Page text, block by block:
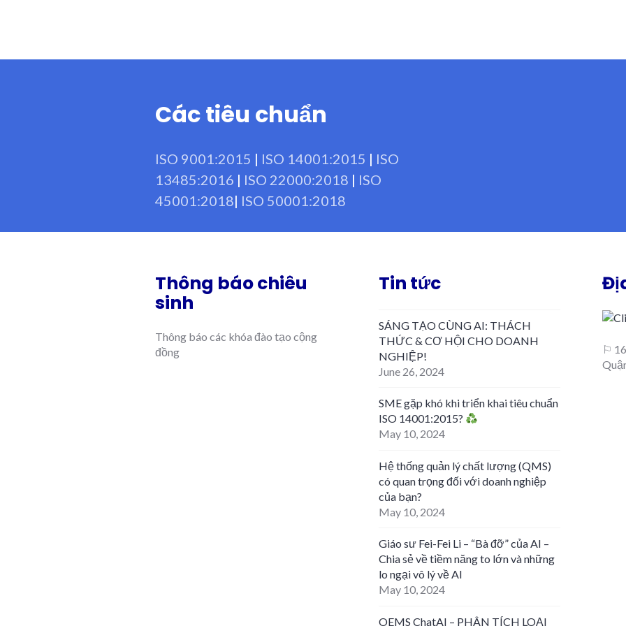
Các tiêu chuẩn
ISO 9001:2015 | ISO 14001:2015 | ISO
13485:2016 | ISO 22000:2018 | ISO
45001:2018| ISO 50001:2018
Thông báo chiêu
sinh
Thông báo các khóa đào tạo cộng
đồng
Tin tức
SÁNG TẠO CÙNG AI: THÁCH
THỨC & CƠ HỘI CHO DOANH
NGHIỆP!
June 26, 2024
SME gặp khó khi triển khai tiêu chuẩn
ISO 14001:2015?
May 10, 2024
Hệ thống quản lý chất lượng (QMS)
có quan trọng đối với doanh nghiệp
của bạn?
May 10, 2024
Giáo sư Fei-Fei Li – “Bà đỡ” của AI –
Chia sẻ về tiềm năng to lớn và những
lo ngại vô lý về AI
May 10, 2024
OEMS ChatAI – PHÂN TÍCH LOẠI
⚐